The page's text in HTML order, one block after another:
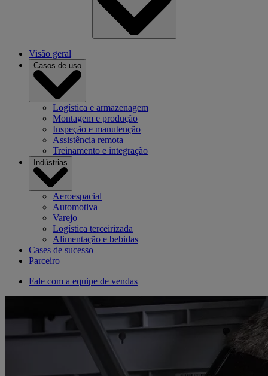
Visão geral
Casos de uso
Logística e armazenagem
Montagem e produção
Inspeção e manutenção
Assistência remota
Treinamento e integração
Indústrias
Aeroespacial
Automotiva
Varejo
Logística terceirizada
Alimentação e bebidas
Cases de sucesso
Parceiro
Fale com a equipe de vendas